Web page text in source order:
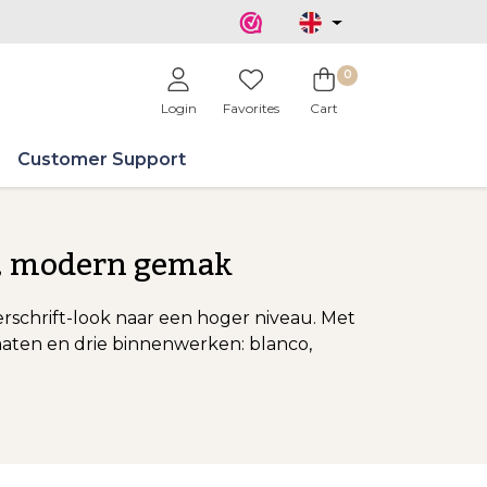
Login Favorites
0
Cart
Customer Support
gemak
look naar een hoger niveau. Met
en drie binnenwerken: blanco,